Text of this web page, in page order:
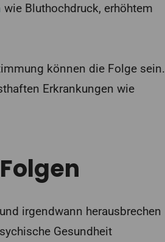
wie Bluthochdruck, erhöhtem
können die Folge sein.
Erkrankungen wie
irgendwann herausbrechen
Gesundheit